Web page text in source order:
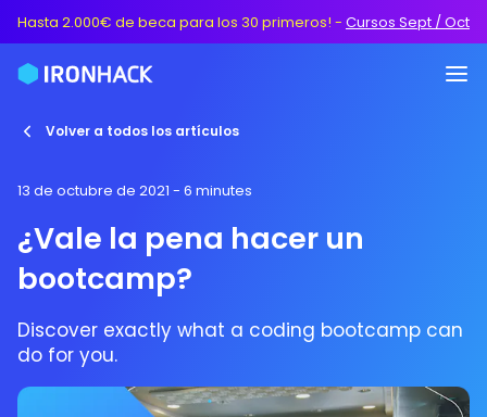
Hasta 2.000€ de beca para los 30 primeros! - Cursos Sept / Oct
Volver a todos los artículos
13 de octubre de 2021 - 6 minutes
¿Vale la pena hacer un
bootcamp?
Discover exactly what a coding bootcamp can
do for you.